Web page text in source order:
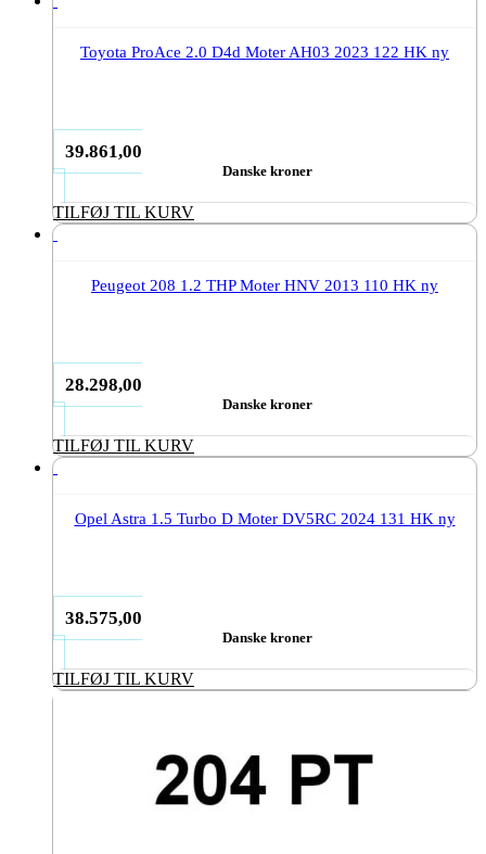
Toyota ProAce 2.0 D4d Moter AH03 2023 122 HK ny
39.861,00
Danske kroner
TILFØJ TIL KURV
Peugeot 208 1.2 THP Moter HNV 2013 110 HK ny
28.298,00
Danske kroner
TILFØJ TIL KURV
Opel Astra 1.5 Turbo D Moter DV5RC 2024 131 HK ny
38.575,00
Danske kroner
TILFØJ TIL KURV